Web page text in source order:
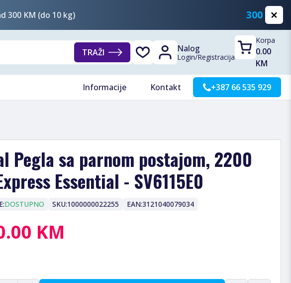
300 KM (do 10 kg) 300 KM
TRAŽI Nalog
Login/Registracija
Korpa
0.00
KM
Informacije Kontakt +387 66 535 929
Pegla sa parnom postajom, 2200
Essential - SV6115E0
DOSTUPNO SKU:1000000022255 EAN:3121040079034
KM